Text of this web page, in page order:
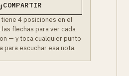
COMPARTIR
4 posiciones en el
las flechas para ver cada
— y toca cualquier punto
para escuchar esa nota.